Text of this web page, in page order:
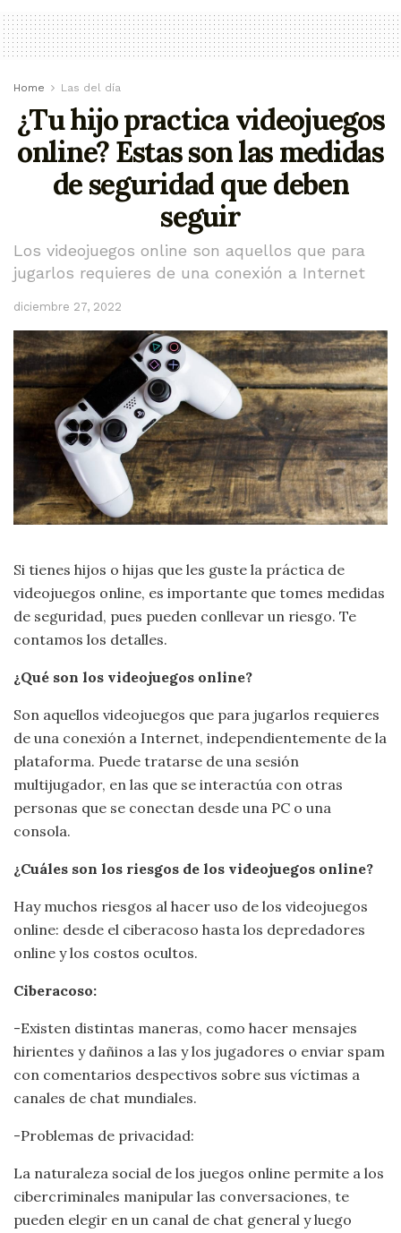
Home Las del día
¿Tu hijo practica videojuegos
online? Estas son las medidas
de seguridad que deben
seguir
Los videojuegos online son aquellos que para
jugarlos requieres de una conexión a Internet
diciembre 27, 2022
Si tienes hijos o hijas que les guste la práctica de
videojuegos online, es importante que tomes medidas
de seguridad, pues pueden conllevar un riesgo. Te
contamos los detalles.
¿Qué son los videojuegos online?
Son aquellos videojuegos que para jugarlos requieres
de una conexión a Internet, independientemente de la
plataforma. Puede tratarse de una sesión
multijugador, en las que se interactúa con otras
personas que se conectan desde una PC o una
consola.
¿Cuáles son los riesgos de los videojuegos online?
Hay muchos riesgos al hacer uso de los videojuegos
online: desde el ciberacoso hasta los depredadores
online y los costos ocultos.
Ciberacoso:
-Existen distintas maneras, como hacer mensajes
hirientes y dañinos a las y los jugadores o enviar spam
con comentarios despectivos sobre sus víctimas a
canales de chat mundiales.
-Problemas de privacidad:
La naturaleza social de los juegos online permite a los
cibercriminales manipular las conversaciones, te
pueden elegir en un canal de chat general y luego